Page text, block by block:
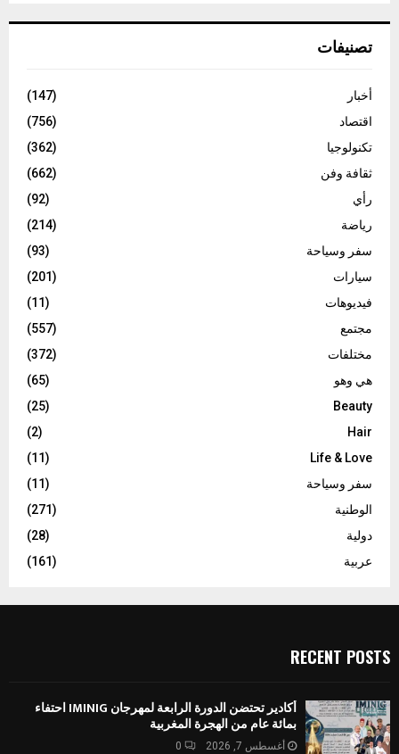
تصنيفات
أخبار
(147)
اقتصاد
(756)
تكنولوجيا
(362)
ثقافة وفن
(662)
رأي
(92)
رياضة
(214)
سفر وسياحة
(93)
سيارات
(201)
فيديوهات
(11)
مجتمع
(557)
مختلفات
(372)
هي وهو
(65)
Beauty
(25)
Hair
(2)
Life & Love
(11)
سفر وسياحة
(11)
الوطنية
(271)
دولية
(28)
عربية
(161)
RECENT POSTS
أكادير تحتضن الدورة الرابعة لمهرجان IMINIG احتفاء
بمائة عام من الهجرة المغربية
أغسطس 7, 2026 0